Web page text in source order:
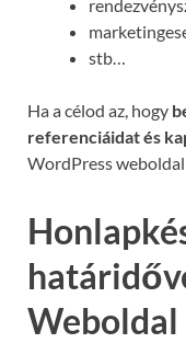
stb…
Ha a célod az, hogy
referenciáidat és
WordPress weboldal
Weboldal